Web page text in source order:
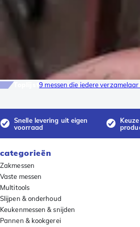
Toplijst9 messen die iedere
Snelle levering uit eigen
voorraad
categorieën
Zakmessen
Vaste messen
Multitools
Slijpen & onderhoud
Keukenmessen & snijden
Pannen & kookgerei